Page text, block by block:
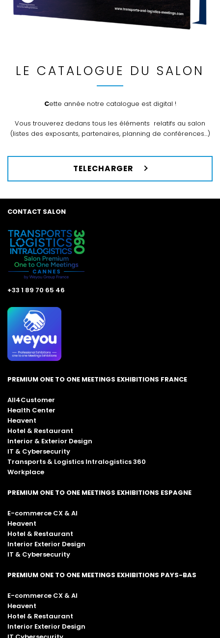
LE CATALOGUE DU SALON
Cette année notre catalogue est digital !
Vous trouverez dedans tous les éléments relatifs au salon
(listes des exposants, partenaires, planning de conférences…)
TELECHARGER
CONTACT SALON
+33 1 89 70 65 46
PREMIUM ONE TO ONE MEETINGS EXHIBITIONS FRANCE
All4Customer
Health Center
Heavent
Hotel & Restaurant
Interior & Exterior Design
IT & Cybersecurity
Transports & Logistics Intralogistics 360
Workplace
PREMIUM ONE TO ONE MEETINGS EXHIBITIONS ESPAGNE
E-commerce CX & AI
Heavent
Hotel & Restaurant
Interior Exterior Design
IT & Cybersecurity
PREMIUM ONE TO ONE MEETINGS EXHIBITIONS PAYS-BAS
E-commerce CX & AI
Heavent
Hotel & Restaurant
Interior Exterior Design